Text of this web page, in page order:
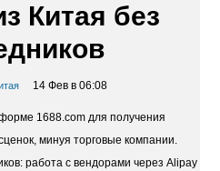
Китая без
14 Фев в 06:08
1688.com для получения
минуя торговые компании.
работа с вендорами через Alipay